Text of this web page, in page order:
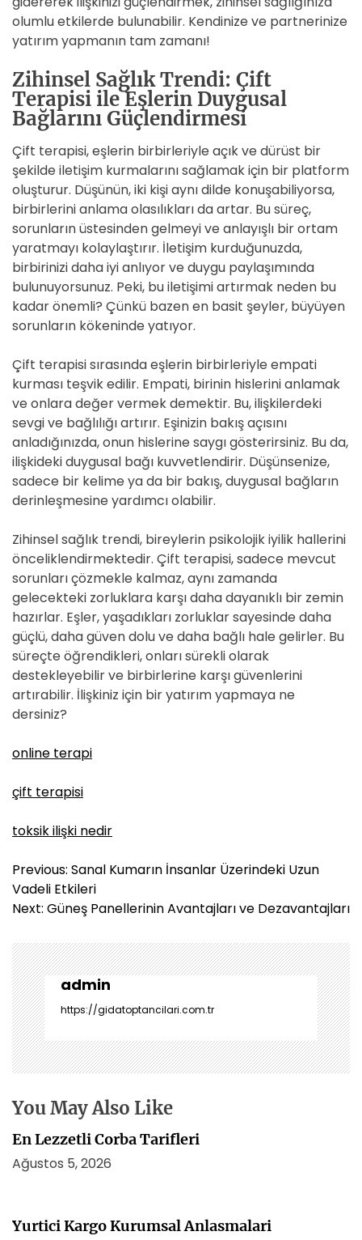
olumlu etkilerde bulunabilir. Kendinize ve partnerinize
yatırım yapmanın tam zamanı!
Zihinsel Sağlık Trendi: Çift
Terapisi ile Eşlerin Duygusal
Bağlarını Güçlendirmesi
Çift terapisi, eşlerin birbirleriyle açık ve dürüst bir
şekilde iletişim kurmalarını sağlamak için bir platform
oluşturur. Düşünün, iki kişi aynı dilde konuşabiliyorsa,
birbirlerini anlama olasılıkları da artar. Bu süreç,
sorunların üstesinden gelmeyi ve anlayışlı bir ortam
yaratmayı kolaylaştırır. İletişim kurduğunuzda,
birbirinizi daha iyi anlıyor ve duygu paylaşımında
bulunuyorsunuz. Peki, bu iletişimi artırmak neden bu
kadar önemli? Çünkü bazen en basit şeyler, büyüyen
sorunların kökeninde yatıyor.
Çift terapisi sırasında eşlerin birbirleriyle empati
kurması teşvik edilir. Empati, birinin hislerini anlamak
ve onlara değer vermek demektir. Bu, ilişkilerdeki
sevgi ve bağlılığı artırır. Eşinizin bakış açısını
anladığınızda, onun hislerine saygı gösterirsiniz. Bu da,
ilişkideki duygusal bağı kuvvetlendirir. Düşünsenize,
sadece bir kelime ya da bir bakış, duygusal bağların
derinleşmesine yardımcı olabilir.
Zihinsel sağlık trendi, bireylerin psikolojik iyilik hallerini
önceliklendirmektedir. Çift terapisi, sadece mevcut
sorunları çözmekle kalmaz, aynı zamanda
gelecekteki zorluklara karşı daha dayanıklı bir zemin
hazırlar. Eşler, yaşadıkları zorluklar sayesinde daha
güçlü, daha güven dolu ve daha bağlı hale gelirler. Bu
süreçte öğrendikleri, onları sürekli olarak
destekleyebilir ve birbirlerine karşı güvenlerini
artırabilir. İlişkiniz için bir yatırım yapmaya ne
dersiniz?
online terapi
çift terapisi
toksik ilişki nedir
Y
a
z
g
e
z
i
n
m
e
i
Previous: Sanal Kumarın İnsanlar Üzerindeki Uzun
Vadeli Etkileri
Next: Güneş Panellerinin Avantajları ve Dezavantajları
admin
https://gidatoptancilari.com.tr
You May Also Like
En Lezzetli Corba Tarifleri
Ağustos 5, 2026
Yurtici Kargo Kurumsal Anlasmalari